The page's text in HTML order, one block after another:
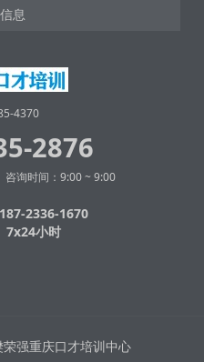
息
4370
2876
询时间：9:00 ~ 9:00
2336-1670
7x24小时
强重庆口才培训中心